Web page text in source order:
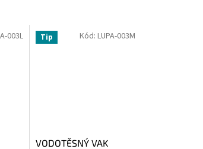
003L Tip
VODOTĚSNÝ VAK
Kód: LUPA-003M